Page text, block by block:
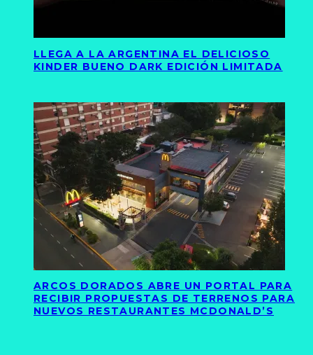
LLEGA A LA ARGENTINA EL DELICIOSO
KINDER BUENO DARK EDICIÓN LIMITADA
ARCOS DORADOS ABRE UN PORTAL PARA
RECIBIR PROPUESTAS DE TERRENOS PARA
NUEVOS RESTAURANTES MCDONALD’S